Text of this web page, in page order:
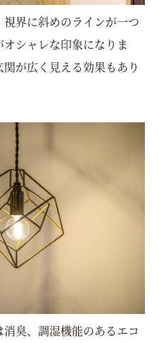
界に斜めのラインが一つ
シャレな印象になりま
が広く見える効果もあり
臭、調湿機能のあるエコ